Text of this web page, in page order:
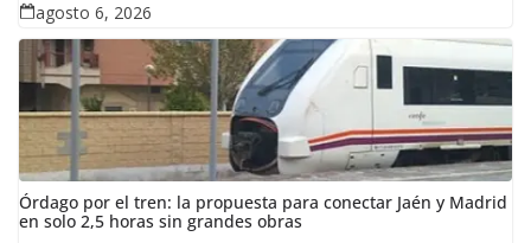
agosto 6, 2026
Órdago por el tren: la propuesta para conectar Jaén y Madrid
en solo 2,5 horas sin grandes obras